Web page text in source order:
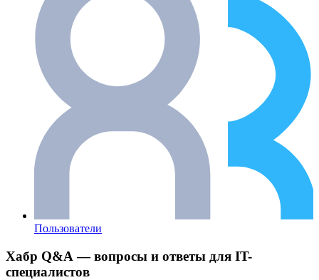
Пользователи
Хабр Q&A — вопросы и ответы для IT-
специалистов